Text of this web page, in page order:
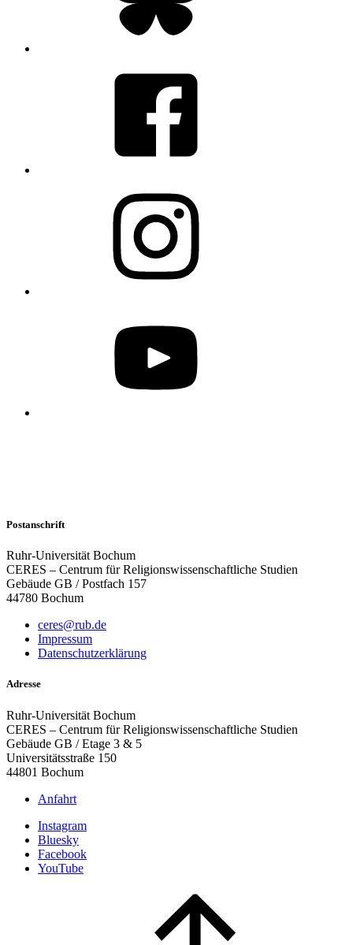
Postanschrift
Ruhr-Universität Bochum
CERES – Centrum für Religionswissenschaftliche Studien
Gebäude GB / Postfach 157
44780 Bochum
ceres@rub.de
Impressum
Datenschutzerklärung
Adresse
Ruhr-Universität Bochum
CERES – Centrum für Religionswissenschaftliche Studien
Gebäude GB / Etage 3 & 5
Universitätsstraße 150
44801 Bochum
Anfahrt
Instagram
Bluesky
Facebook
YouTube